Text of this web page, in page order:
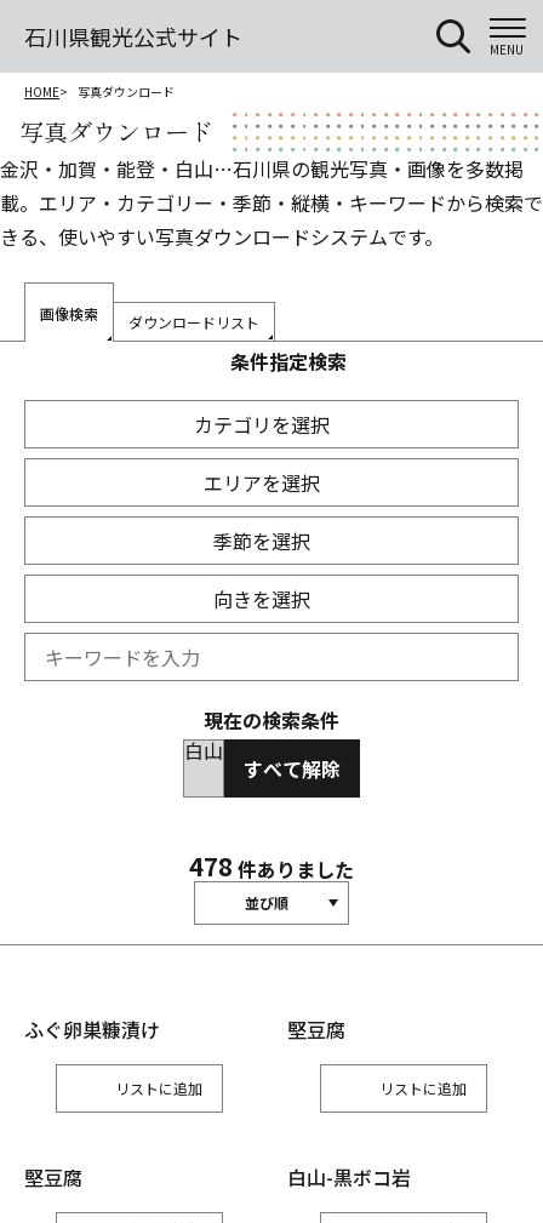
石川県観光公式サイト MENU
HOME 写真ダウンロード
写真ダウンロード
金沢・加賀・能登・白山…石川県の観光写真・画像を多数掲
載。エリア・カテゴリー・季節・縦横・キーワードから検索で
きる、使いやすい写真ダウンロードシステムです。
画像検索 ダウンロードリスト
条件指定検索
カテゴリを選択
エリアを選択
季節を選択
向きを選択
現在の検索条件
白山
すべて解除
478 件ありました
並び順
ふぐ卵巣糠漬け
リスト
堅豆腐
リスト
堅豆腐 白山-黒ボコ岩